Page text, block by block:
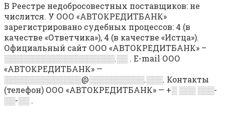
В Реестре недобросовестных поставщиков: не
числится. У ООО «АВТОКРЕДИТБАНК»
зарегистрировано судебных процессов: 4 (в
качестве «Ответчика»), 4 (в качестве «Истца»).
Официальный сайт ООО «АВТОКРЕДИТБАНК» –
░░░░░░░░░░░░░░░░░░░░.░░ . E-mail ООО
«АВТОКРЕДИТБАНК» —
░░░░░░░░░░░░░░@░░░░░░░░░░.░░░. Контакты
(телефон) ООО «АВТОКРЕДИТБАНК» — +░ ░░░ ░░░-
░░-░░ .